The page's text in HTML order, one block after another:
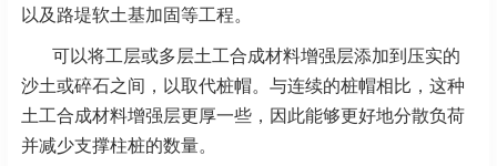
以及路堤软土基加固等工程。
可以将工层或多层土工合成材料增强层添加到压实的
沙土或碎石之间，以取代桩帽。与连续的桩帽相比，这种
土工合成材料增强层更厚一些，因此能够更好地分散负荷
并减少支撑柱桩的数量。